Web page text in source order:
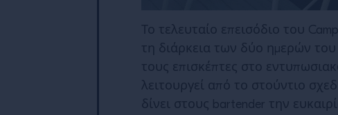
Το τελευταίο επεισόδιο του
τη διάρκεια των δύο ημερών του
τους επισκέπτες στο
λειτουργεί από το στούντιο
δίνει στους bartender την